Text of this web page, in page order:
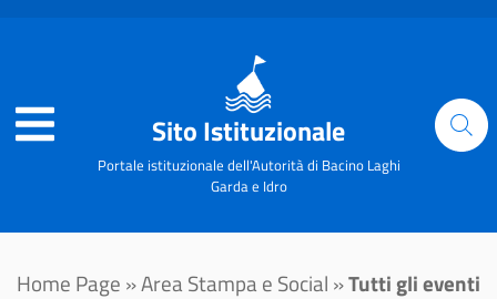
Sito Istituzionale
Portale istituzionale dell'Autorità di Bacino Laghi
Garda e Idro
Home Page »Area Stampa e Social »Tutti gli eventi